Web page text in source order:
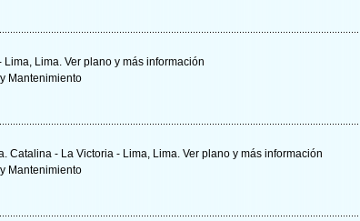
Lima, Lima. Ver plano y más información
Mantenimiento
Catalina - La Victoria - Lima, Lima. Ver plano y más información
Mantenimiento